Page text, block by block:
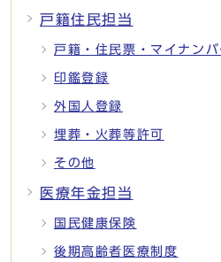
戸籍住民担当
戸籍・住民票・マイナンバ
印鑑登録
外国人登録
埋葬・火葬等許可
その他
医療年金担当
国民健康保険
後期高齢者医療制度